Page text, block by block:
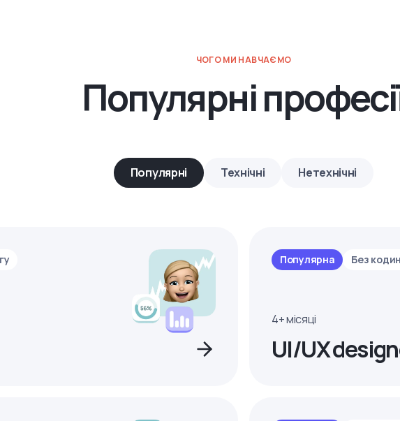
ЧОГО МИ НАВЧАЄМО
Популярні
Популярні Технічні Нетехнічні
Популярна Без
4+ місяці
UI/UX